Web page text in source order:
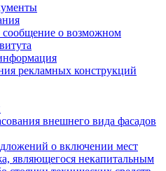
о возможном
рекламных конструкций
внешнего вида фасадов
о включении мест
являющегося некапитальным